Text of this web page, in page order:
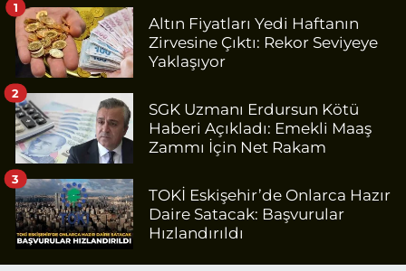
Altın Fiyatları Yedi Haftanın
Zirvesine Çıktı: Rekor Seviyeye
Yaklaşıyor
1
SGK Uzmanı Erdursun Kötü
Haberi Açıkladı: Emekli Maaş
Zammı İçin Net Rakam
2
TOKİ Eskişehir’de Onlarca Hazır
Daire Satacak: Başvurular
Hızlandırıldı
3